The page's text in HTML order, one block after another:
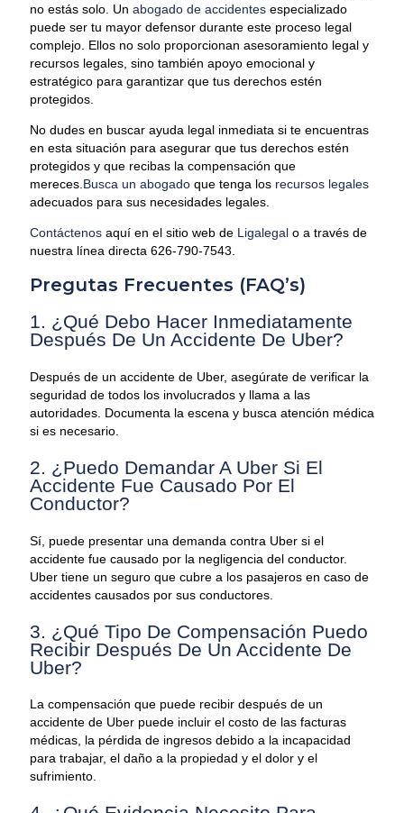
no estás solo. Un abogado de accidentes especializado
puede ser tu mayor defensor durante este proceso legal
complejo. Ellos no solo proporcionan asesoramiento legal y
recursos legales, sino también apoyo emocional y
estratégico para garantizar que tus derechos estén
protegidos.
No dudes en buscar ayuda legal inmediata si te encuentras
en esta situación para asegurar que tus derechos estén
protegidos y que recibas la compensación que
mereces. Busca un abogado que tenga los recursos legales
adecuados para sus necesidades legales.
Contáctenos aquí en el sitio web de Ligalegal o a través de
nuestra línea directa 626-790-7543.
Pregutas Frecuentes (FAQ’s)
1. ¿Qué Debo Hacer Inmediatamente
Después De Un Accidente De Uber?
Después de un accidente de Uber, asegúrate de verificar la
seguridad de todos los involucrados y llama a las
autoridades. Documenta la escena y busca atención médica
si es necesario.
2. ¿Puedo Demandar A Uber Si El
Accidente Fue Causado Por El
Conductor?
Sí, puede presentar una demanda contra Uber si el
accidente fue causado por la negligencia del conductor.
Uber tiene un seguro que cubre a los pasajeros en caso de
accidentes causados por sus conductores.
3. ¿Qué Tipo De Compensación Puedo
Recibir Después De Un Accidente De
Uber?
La compensación que puede recibir después de un
accidente de Uber puede incluir el costo de las facturas
médicas, la pérdida de ingresos debido a la incapacidad
para trabajar, el daño a la propiedad y el dolor y el
sufrimiento.